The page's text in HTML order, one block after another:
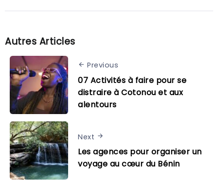
Autres Articles
Previous
07 Activités à faire pour se
distraire à Cotonou et aux
alentours
Next
Les agences pour organiser un
voyage au cœur du Bénin